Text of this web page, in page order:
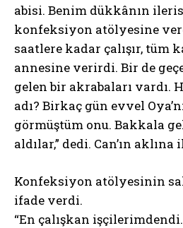
abisi. Benim dükkânın
konfeksiyon atölyesine
saatlere kadar çalışır, tüm
annesine verirdi. Bir de
gelen bir akrabaları vardı.
adı? Birkaç gün evvel
görmüştüm onu. Bakkala
aldılar,” dedi. Can’ın
Konfeksiyon atölyesinin
ifade verdi.
“En çalışkan